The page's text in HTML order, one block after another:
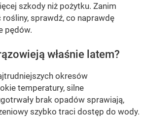
szkody niż pożytku. Zanim
sprawdź, co naprawdę
pędów.
właśnie latem?
okresów
temperatury, silne
brak opadów sprawiają,
szybko traci dostęp do wody.